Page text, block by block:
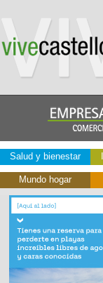
Salud y bienestar
Mundo hogar